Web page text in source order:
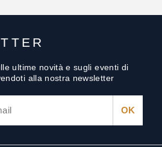
ultime novità e sugli eventi di
alla nostra newsletter